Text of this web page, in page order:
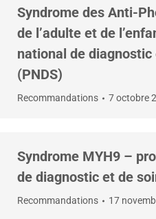
Syndrome des Anti-
de l’adulte et de
national de diagnostic
(PNDS)
Recommandations 7 octobre
Syndrome MYH9 –
de diagnostic et de
Recommandations 17